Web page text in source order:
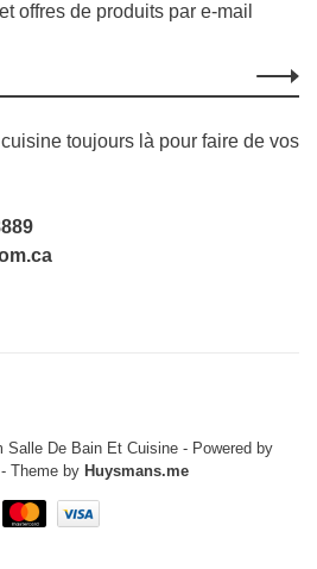
offres de produits par e-mail
toujours là pour faire de vos
Salle De Bain Et Cuisine - Powered by
- Theme by Huysmans.me